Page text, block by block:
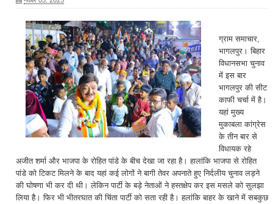
ग्राम समाचार,
भागलपुर। बिहार
विधानसभा चुनाव
में इस बार
भागलपुर की सीट
काफी चर्चा में है।
यहां मुख्य
मुकाबला कांग्रेस
के तीन बार से
विधायक रहे
अजीत शर्मा और भाजपा के रोहित पांडे के बीच देखा जा रहा है। हालांकि भाजपा से रोहित
पांडे को टिकट मिलने के बाद यहां कई लोगों ने बागी तेवर अपनाते हुए निर्दलीय चुनाव लड़ने
की घोषणा भी कर दी थी। लेकिन पार्टी के बड़े नेताओं ने हस्तक्षेप कर इस मसले को सुलझा
लिया है। फिर भी भीतरघात की चिंता पार्टी को सता रही है। हलांकि बाहर के खाने में सबकुछ